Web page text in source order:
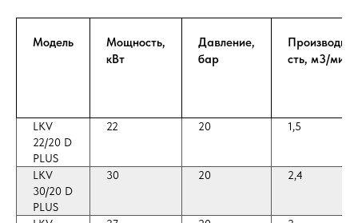
Модель
Мощность,
кВт
Давление,
бар
Производит-
сть, м3/мин
LKV
22/20 D
PLUS
22 20 1,5
LKV
30/20 D
PLUS
30 20 2,4